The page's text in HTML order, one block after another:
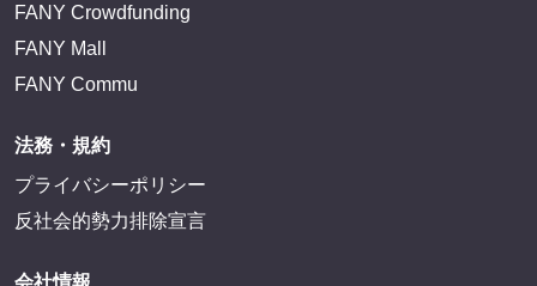
FANY Crowdfunding
FANY Mall
FANY Commu
法務・規約
プライバシーポリシー
反社会的勢力排除宣言
会社情報